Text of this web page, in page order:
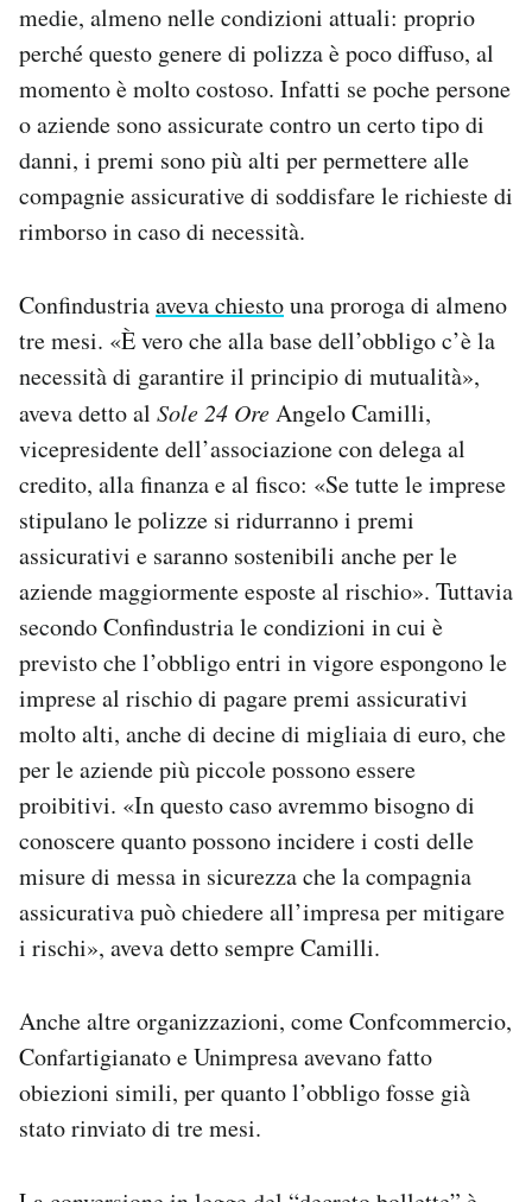
medie, almeno nelle condizioni attuali: proprio
perché questo genere di polizza è poco diffuso, al
momento è molto costoso. Infatti se poche persone
o aziende sono assicurate contro un certo tipo di
danni, i premi sono più alti per permettere alle
compagnie assicurative di soddisfare le richieste di
rimborso in caso di necessità.
Confindustriaaveva chiestouna proroga di almeno
tre mesi. «È vero che alla base dell’obbligo c’è la
necessità di garantire il principio di mutualità»,
aveva detto al Sole 24 OreAngelo Camilli,
vicepresidente dell’associazione con delega al
credito, alla finanza e al fisco: «Se tutte le imprese
stipulano le polizze si ridurranno i premi
assicurativi e saranno sostenibili anche per le
aziende maggiormente esposte al rischio». Tuttavia
secondo Confindustria le condizioni in cui è
previsto che l’obbligo entri in vigore espongono le
imprese al rischio di pagare premi assicurativi
molto alti, anche di decine di migliaia di euro, che
per le aziende più piccole possono essere
proibitivi. «In questo caso avremmo bisogno di
conoscere quanto possono incidere i costi delle
misure di messa in sicurezza che la compagnia
assicurativa può chiedere all’impresa per mitigare
i rischi», aveva detto sempre Camilli.
Anche altre organizzazioni, come Confcommercio,
Confartigianato e Unimpresa avevano fatto
obiezioni simili, per quanto l’obbligo fosse già
stato rinviato di tre mesi.